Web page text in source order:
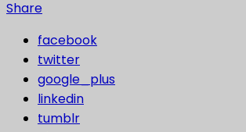
Share
facebook
twitter
google_plus
linkedin
tumblr